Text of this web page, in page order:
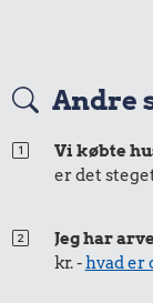
Andre
Vi købte
er det
Jeg har
kr. -hvad er